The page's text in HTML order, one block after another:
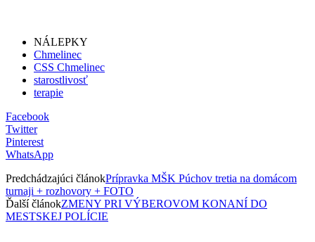
NÁLEPKY
Chmelinec
CSS Chmelinec
starostlivosť
terapie
Facebook
Twitter
Pinterest
WhatsApp
Predchádzajúci článokPrípravka MŠK Púchov tretia na domácom
turnaji + rozhovory + FOTO
Ďalší článokZMENY PRI VÝBEROVOM KONANÍ DO
MESTSKEJ POLÍCIE